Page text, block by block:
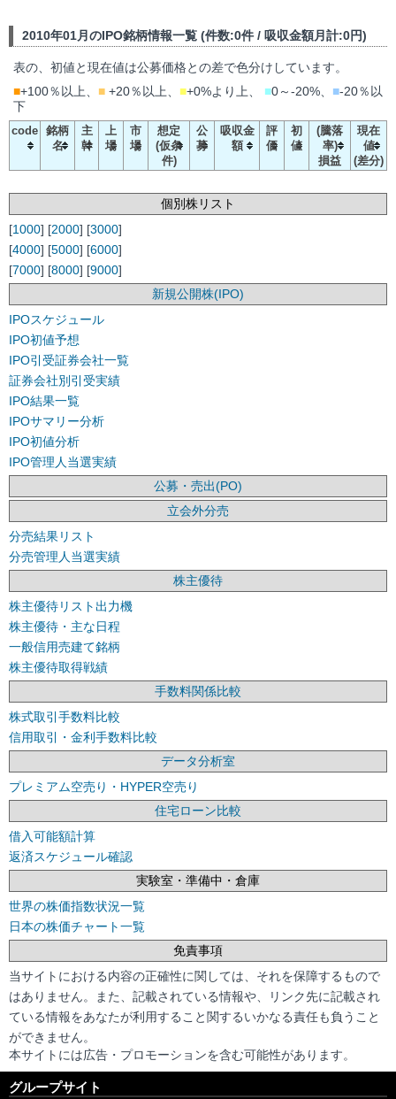
2010年01月のIPO銘柄情報一覧 (件数:0件 / 吸収金額月計:0円)
表の、初値と現在値は公募価格との差で色分けしています。
■+100％以上、 ■ +20％以上、 ■+0%より上、 ■0～-20%、 ■-20％以
下
code 銘柄
名
主
幹
上
場
市
場
想定
(仮条
件)
公
募
吸収金
額
評
価
初
値
(騰落
率)
損益
現在
値
(差分)
個別株リスト
[1000] [2000] [3000]
[4000] [5000] [6000]
[7000] [8000] [9000]
新規公開株(IPO)
IPOスケジュール
IPO初値予想
IPO引受証券会社一覧
証券会社別引受実績
IPO結果一覧
IPOサマリー分析
IPO初値分析
IPO管理人当選実績
公募・売出(PO)
立会外分売
分売結果リスト
分売管理人当選実績
株主優待
株主優待リスト出力機
株主優待・主な日程
一般信用売建て銘柄
株主優待取得戦績
手数料関係比較
株式取引手数料比較
信用取引・金利手数料比較
データ分析室
プレミアム空売り・HYPER空売り
住宅ローン比較
借入可能額計算
返済スケジュール確認
実験室・準備中・倉庫
世界の株価指数状況一覧
日本の株価チャート一覧
免責事項
当サイトにおける内容の正確性に関しては、それを保障するもので
はありません。また、記載されている情報や、リンク先に記載され
ている情報をあなたが利用すること関するいかなる責任も負うこと
ができません。
本サイトには広告・プロモーションを含む可能性があります。
グループサイト